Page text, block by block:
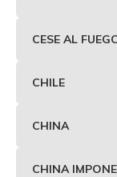
CESE AL
CHILE
CHINA
CHINA